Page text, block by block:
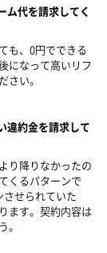
ム代を請求してく
も、0円でできる
になって高いリフ
さい。
違約金を請求して
り降りなかったの
くるパターンで
せられていた
ます。契約内容は
。